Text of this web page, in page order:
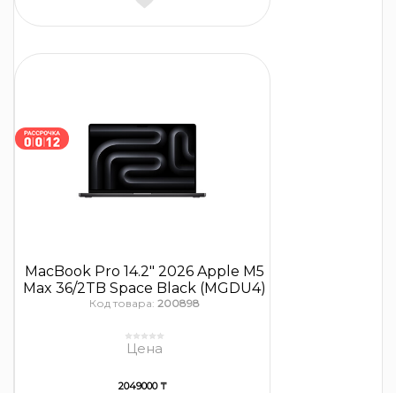
MacBook Pro 14.2″ 2026 Apple M5
Max 36/2TB Space Black (MGDU4)
Код товара: 200898
Цена
2049000 ₸